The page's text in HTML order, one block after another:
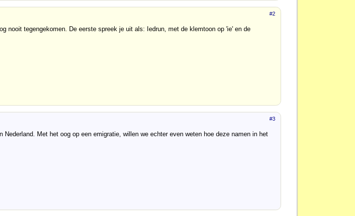
#2
nooit tegengekomen. De eerste spreek je uit als: Iedrun, met de klemtoon op 'ie' en de
#3
Nederland. Met het oog op een emigratie, willen we echter even weten hoe deze namen in het